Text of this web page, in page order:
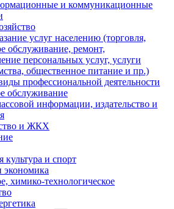
и коммуникационные
услуг населению (торговля,
обслуживание, ремонт,
персональных услуг, услуги
общественное питание и пр.)
профессиональной деятельности
обслуживание
информации, издательство и
и ЖКХ
культура и спорт
химико-технологическое